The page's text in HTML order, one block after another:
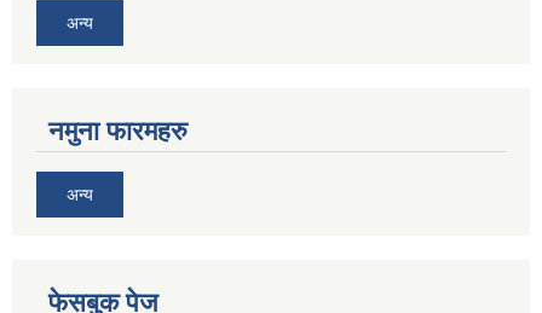
अन्य
नमुना फारमहरु
अन्य
फेसबुक पेज